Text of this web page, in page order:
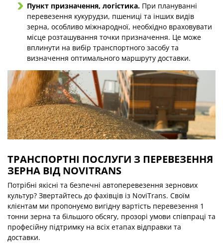
Пункт призначення, логістика.При плануванні
перевезення кукурудзи, пшениці та інших видів
зерна, особливо міжнародної, необхідно враховувати
місце розташування точки призначення. Це може
вплинути на вибір транспортного засобу та
визначення оптимального маршруту доставки.
ТРАНСПОРТНІ ПОСЛУГИ З ПЕРЕВЕЗЕННЯ
ЗЕРНА ВІД NOVITRANS
Потрібні якісні та безпечні автоперевезення зернових
культур? Звертайтесь до фахівців із NoviTrans. Своїм
клієнтам ми пропонуємо вигідну вартість перевезення 1
тонни зерна та більшого обсягу, прозорі умови співпраці та
професійну підтримку на всіх етапах відправки та
доставки.